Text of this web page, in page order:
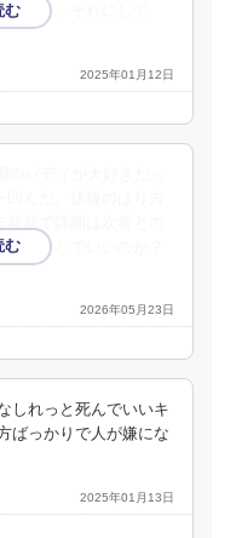
うだ。それにして
2025年01月12日
てことでいいのか？
2026年05月23日
しれっと死んでいいキ
ばっかりで人が嫌にな
2025年01月13日